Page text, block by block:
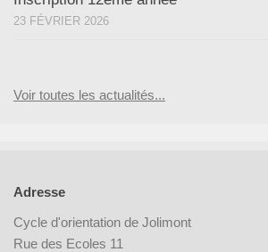
23 FÉVRIER 2026
Voir toutes les actualités...
Adresse
Cycle d'orientation de Jolimont
Rue des Ecoles 11